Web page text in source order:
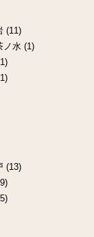
(11)
ノ水 (1)
(13)